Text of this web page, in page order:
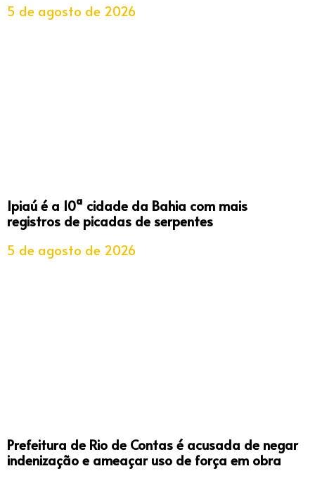
5 de agosto de 2026
Ipiaú é a 10ª cidade da Bahia com mais
registros de picadas de serpentes
5 de agosto de 2026
Prefeitura de Rio de Contas é acusada de negar
indenização e ameaçar uso de força em obra